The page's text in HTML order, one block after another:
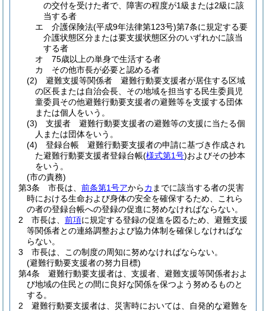
の交付を受けた者で、障害の程度が1級または2級に該
当する者
エ
介護保険法(平成9年法律第123号)第7条に規定する要
介護状態区分または要支援状態区分のいずれかに該当
する者
オ
75歳以上の単身で生活する者
カ
その他市長が必要と認める者
(2)
避難支援等関係者 避難行動要支援者が居住する区域
の区長または自治会長、その地域を担当する民生委員児
童委員その他避難行動要支援者の避難等を支援する団体
または個人をいう。
(3)
支援者 避難行動要支援者の避難等の支援に当たる個
人または団体をいう。
(4)
登録台帳 避難行動要支援者の申請に基づき作成され
た避難行動要支援者登録台帳(様式第1号)およびその抄本
をいう。
(市の責務)
第3条
市長は、 前条第1号アからカ までに該当する者の災害
時における生命および身体の安全を確保するため、これら
の者の登録台帳への登録の促進に努めなければならない。
2
市長は、 前項に規定する登録の促進を図るため、避難支援
等関係者との連絡調整および協力体制を確保しなければな
らない。
3
市長は、この制度の周知に努めなければならない。
(避難行動要支援者の努力目標)
第4条
避難行動要支援者は、支援者、避難支援等関係者およ
び地域の住民との間に良好な関係を保つよう努めるものと
する。
2
避難行動要支援者は、災害時においては、自発的な避難を